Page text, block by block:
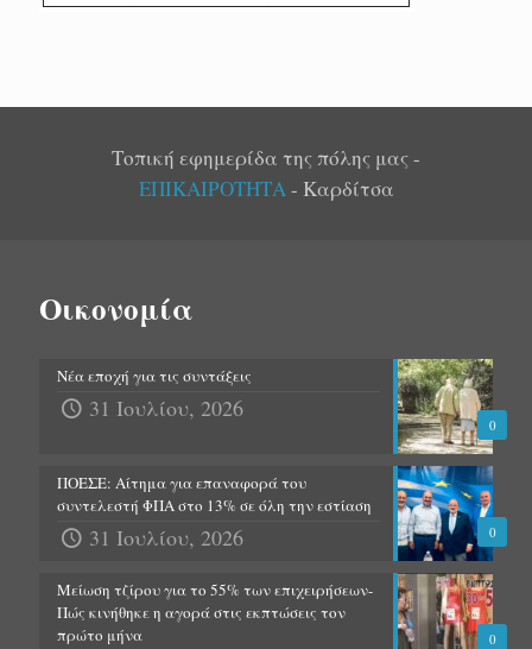
Τοπική εφημερίδα της πόλης μας -
ΕΠΙΚΑΙΡΟΤΗΤΑ- Καρδίτσα
Οικονομία
0
Νέα εποχή για τις συντάξεις
31 Ιουλίου, 2026
0
ΠΟΕΣΕ: Αίτημα για επαναφορά του
συντελεστή ΦΠΑ στο 13% σε όλη την εστίαση
31 Ιουλίου, 2026
0
Μείωση τζίρου για το 55% των επιχειρήσεων-
Πώς κινήθηκε η αγορά στις εκπτώσεις τον
πρώτο μήνα